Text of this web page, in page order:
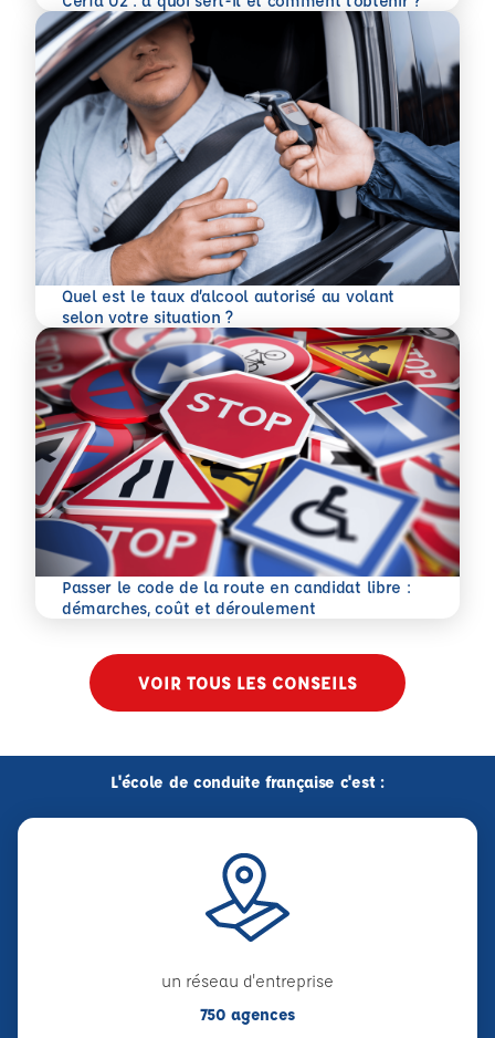
Quel est le taux d’alcool autorisé au volant
selon votre situation ?
En savoir plus
Passer le code de la route en candidat libre :
démarches, coût et déroulement
En savoir plus
VOIR TOUS LES CONSEILS
L'école de conduite française c'est :
un réseau d'entreprise
750 agences